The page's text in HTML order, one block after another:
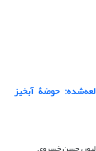
حوضۀ آبخیز